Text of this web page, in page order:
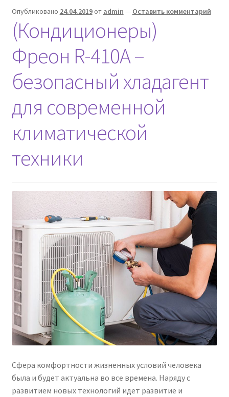
Опубликовано 24.04.2019от admin — Оставить комментарий
(Кондиционеры)
Фреон R-410А –
безопасный хладагент
для современной
климатической
техники
Сфера комфортности жизненных условий человека
была и будет актуальна во все времена. Наряду с
развитием новых технологий идет развитие и